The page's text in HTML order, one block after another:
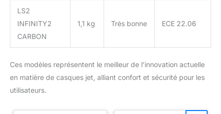
LS2
INFINITY2
CARBON
1,1 kg Très bonne ECE 22.06
Ces modèles représentent le meilleur de l’innovation actuelle
en matière de casques jet, alliant confort et sécurité pour les
utilisateurs.